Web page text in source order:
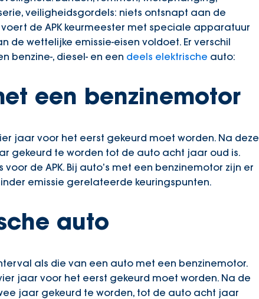
veiligheidsgordels: niets ontsnapt aan de
de APK keurmeester met speciale apparatuur
wettelijke emissie-eisen voldoet. Er verschil
benzine-, diesel- en een deels elektrische auto:
een benzinemotor
jaar voor het eerst gekeurd moet worden. Na deze
gekeurd te worden tot de auto acht jaar oud is.
de APK. Bij auto’s met een benzinemotor zijn er
emissie gerelateerde keuringspunten.
auto
als die van een auto met een benzinemotor.
jaar voor het eerst gekeurd moet worden. Na de
jaar gekeurd te worden, tot de auto acht jaar